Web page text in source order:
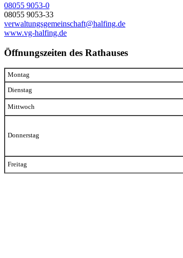
08055 9053-0
08055 9053-33
verwaltungsgemeinschaft@halfing.de
www.vg-halfing.de
Öffnungszeiten des Rathauses
Montag
Dienstag
Mittwoch
Donnerstag
Freitag